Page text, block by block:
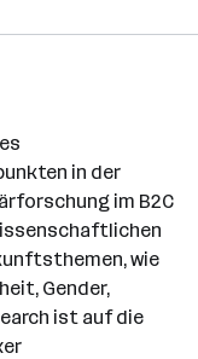
in der
im B2C
wie
Gender,
ist auf die